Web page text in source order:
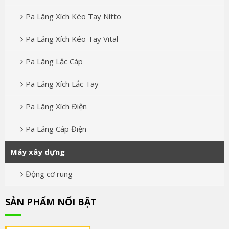
Pa Lăng Xích Kéo Tay Nitto
Pa Lăng Xích Kéo Tay Vital
Pa Lăng Lắc Cáp
Pa Lăng Xích Lắc Tay
Pa Lăng Xích Điện
Pa Lăng Cáp Điện
Máy xây dựng
Động cơ rung
SẢN PHẨM NỔI BẬT